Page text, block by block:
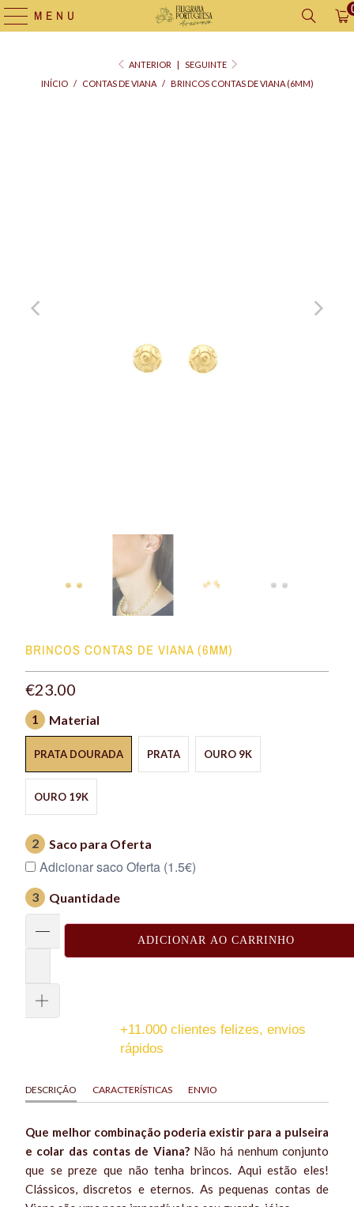
MENU
ANTERIOR |
SEGUINTE
INÍCIO / CONTAS DE VIANA / BRINCOS CONTAS DE VIANA (6MM)
BRINCOS CONTAS DE VIANA (6MM)
€23.00
1 Material
PRATA DOURADA PRATA OURO 9K
OURO 19K
2 Saco para Oferta
Adicionar saco Oferta (1.5€)
3 Quantidade
ADICIONAR AO CARRINHO
+11.000 clientes felizes, envios
rápidos
DESCRIÇÃO CARACTERÍSTICAS ENVIO
Que melhor combinação poderia existir para a pulseira
e colar das contas de Viana?Não há nenhum conjunto
que se preze que não tenha brincos. Aqui estão eles!
Clássicos, discretos e eternos. As pequenas contas de